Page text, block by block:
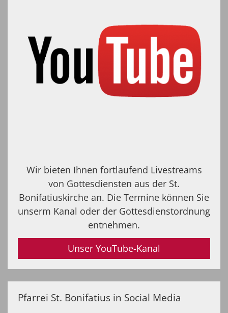
Wir bieten Ihnen fortlaufend Livestreams
von Gottesdiensten aus der St.
Bonifatiuskirche an. Die Termine können Sie
unserm Kanal oder der Gottesdienstordnung
entnehmen.
Unser YouTube-Kanal
Pfarrei St. Bonifatius in Social Media